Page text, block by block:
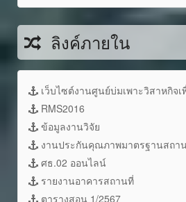
ลิงค์ภายใน
เว็บไซต์งานศูนย์บ่มเพาะวิสาหกิจเ
RMS2016
ข้อมูลงานวิจัย
งานประกันคุณภาพมาตรฐานสถา
ศธ.02 ออนไลน์
รายงานอาคารสถานที่
ตารางสอน 1/2567